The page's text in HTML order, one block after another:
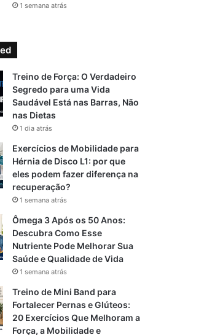
1 semana atrás
Treino de Força: O Verdadeiro
Segredo para uma Vida
Saudável Está nas Barras, Não
nas Dietas
1 dia atrás
Exercícios de Mobilidade para
Hérnia de Disco L1: por que
eles podem fazer diferença na
recuperação?
1 semana atrás
Ômega 3 Após os 50 Anos:
Descubra Como Esse
Nutriente Pode Melhorar Sua
Saúde e Qualidade de Vida
1 semana atrás
Treino de Mini Band para
Fortalecer Pernas e Glúteos:
20 Exercícios Que Melhoram a
Força, a Mobilidade e